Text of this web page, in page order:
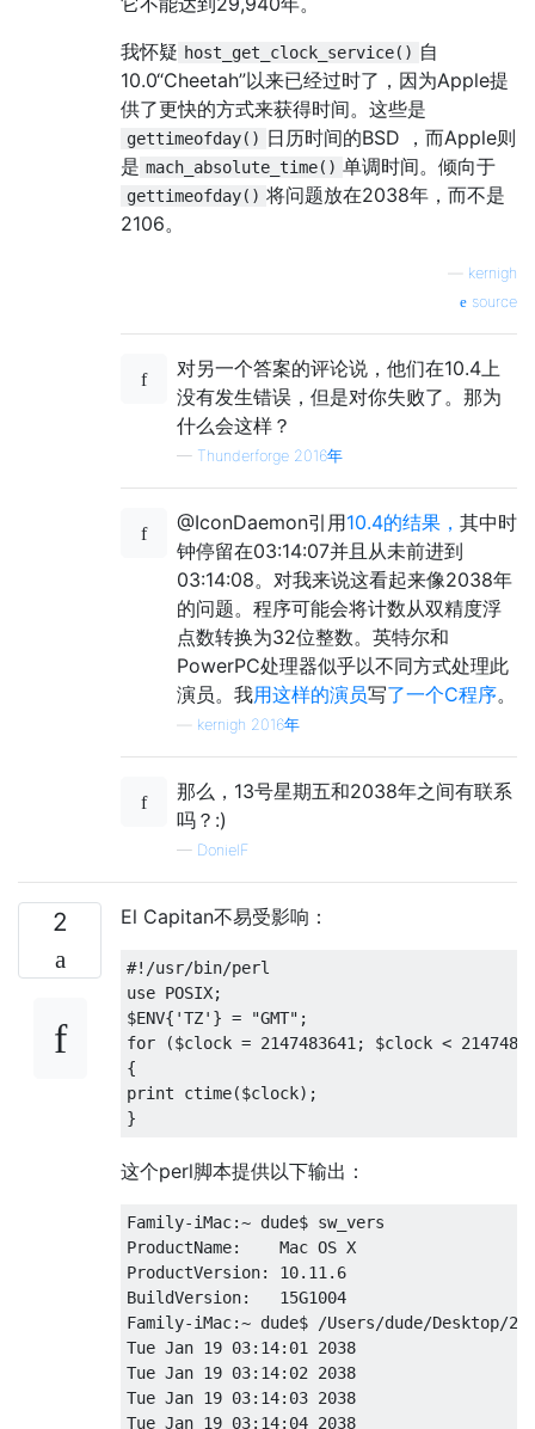
我怀疑 host_get_clock_service() 自
10.0“Cheetah”以来已经过时了，因为Apple提
供了更快的方式来获得时间。这些是
gettimeofday() 日历时间的BSD ，而Apple则
是 mach_absolute_time() 单调时间。倾向于
gettimeofday() 将问题放在2038年，而不是
2106。
kernigh
source
对另一个答案的评论说，他们在10.4上
没有发生错误，但是对你失败了。那为
什么会这样？
— Thunderforge 2016年
@IconDaemon引用10.4的结果， 其中时
钟停留在03:14:07并且从未前进到
03:14:08。对我来说这看起来像2038年
的问题。程序可能会将计数从双精度浮
点数转换为32位整数。英特尔和
PowerPC处理器似乎以不同方式处理此
演员。我用这样的演员写了一个C程序。
kernigh 2016年
那么，13号星期五和2038年之间有联系
吗？:)
— DonielF
2 El Capitan不易受影响：
#!/usr/bin/perl
use POSIX;
$ENV{'TZ'} = "GMT";
for ($clock = 2147483641; $clock <
{
print ctime($clock);
这个perl脚本提供以下输出：
Family-iMac:~ dude$ sw_vers
ProductName:    Mac OS X
ProductVersion: 10.11.6
BuildVersion:   15G1004
Family-iMac:~ dude$ /Users/dude/Desktop/
Tue Jan 19 03:14:01 2038
Tue Jan 19 03:14:02 2038
Tue Jan 19 03:14:03 2038
Tue Jan 19 03:14:04 2038